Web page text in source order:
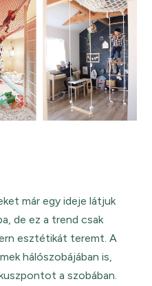
már egy ideje látjuk
de ez a trend csak
esztétikát teremt. A
hálószobájában is,
a szobában.